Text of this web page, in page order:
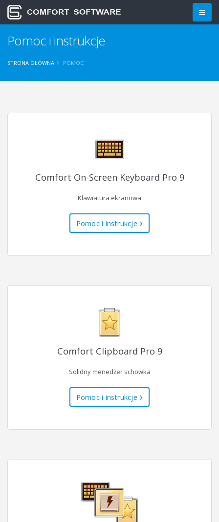
Pomoc i instrukcje
STRONA GŁÓWNA POMOC
Comfort On-Screen Keyboard Pro 9
Klawiatura ekranowa
Pomoc i instrukcje
Comfort Clipboard Pro 9
Solidny menedżer schowka
Pomoc i instrukcje